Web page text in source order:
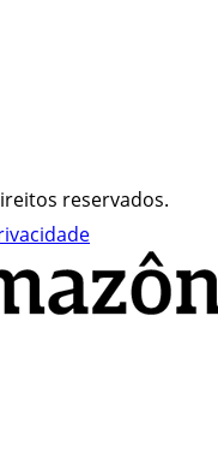
reservados.